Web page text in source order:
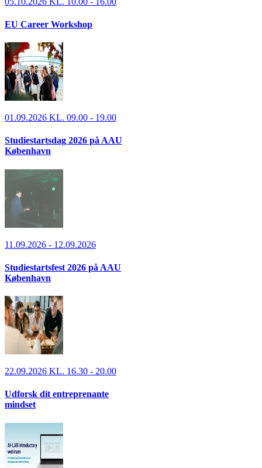
EU Career Workshop
01.09.2026 KL. 09.00 - 19.00
Studiestartsdag 2026 på AAU
København
11.09.2026 - 12.09.2026
Studiestartsfest 2026 på AAU
København
22.09.2026 KL. 16.30 - 20.00
Udforsk dit entreprenante
mindset